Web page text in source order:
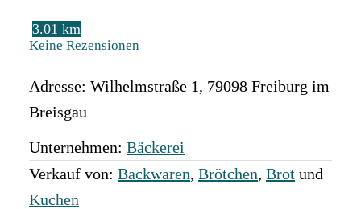
3.01 km
Keine Rezensionen
Adresse: Wilhelmstraße 1, 79098 Freiburg im
Breisgau
Unternehmen: Bäckerei
Verkauf von: Backwaren, Brötchen, Brot und
Kuchen